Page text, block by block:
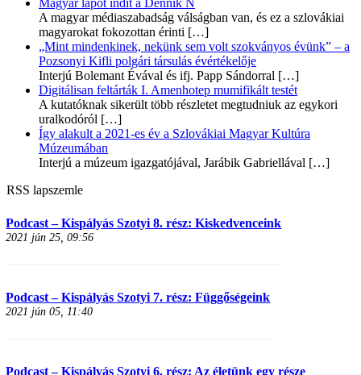
A magyar médiaszabadság válságban van, és ez a szlovákiai
magyarokat fokozottan érinti […]
„Mint mindenkinek, nekünk sem volt szokványos évünk” – a
Pozsonyi Kifli polgári társulás évértékelője
Interjú Bolemant Évával és ifj. Papp Sándorral […]
Digitálisan feltárták I. Amenhotep mumifikált testét
A kutatóknak sikerült több részletet megtudniuk az egykori
uralkodóról […]
Így alakult a 2021-es év a Szlovákiai Magyar Kultúra
Múzeumában
Interjú a múzeum igazgatójával, Jarábik Gabriellával […]
RSS lapszemle
Podcast – Kispályás Szotyi 8. rész: Kiskedvenceink
2021 jún 25, 09:56
Podcast – Kispályás Szotyi 7. rész: Függőségeink
2021 jún 05, 11:40
Podcast – Kispályás Szotyi 6. rész: Az életünk egy része